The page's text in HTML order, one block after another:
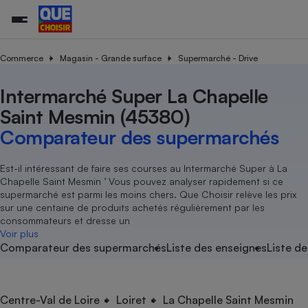
Commerce Magasin - Grande surface Supermarché - Drive
Intermarché Super La Chapelle
Saint Mesmin (45380)
Comparateur des supermarchés
Est-il intéressant de faire ses courses au Intermarché Super à La
Chapelle Saint Mesmin ’ Vous pouvez analyser rapidement si ce
supermarché est parmi les moins chers. Que Choisir relève les prix
sur une centaine de produits achetés régulièrement par les
consommateurs et dresse un
Voir plus
Comparateur des supermarchésListe des enseignesListe
Centre-Val de Loire Loiret La Chapelle Saint Mesmin
Additifs
Agriculture
Produit alimentaire
Achat - Vente - Location
Carburant
Magasin - Grande surface
Marketing - Fidélisation
Organismes de défense
Système judiciaire
Air
Eau
Achat - Vente - Travaux
Copropriété
Location
Sport
Vacances - Tourisme
électrique
Démarche administrative
Famille
Senior
Service marchand
Train
Transport aérien
Toutes les actualités
Enquêtes
Guides d'achat
Conseils
Brèves
Tous les services
Soumettre un litige
Lettres types
Rencontrer une association locale
Tous nos combats
Nos actions
Nos grandes victoires
Les billets de la présidente
Nos associations locales
Nous rejoindre
En savoir plus sur Que Choisir Ensemble
nous ?
L’association
Nos missions
Notre méthodologie
Notre financement
Nos partenaires
Nous rejoindre